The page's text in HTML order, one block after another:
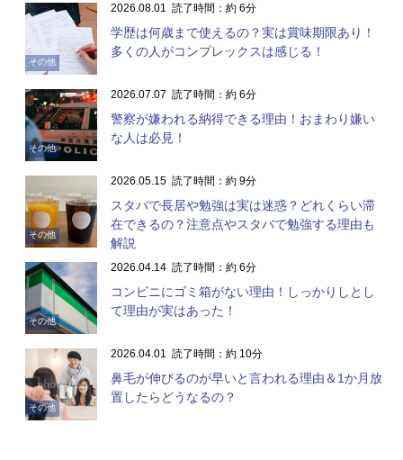
その他
2026.08.01 読了時間：約 6分
学歴は何歳まで使えるの？実は賞味期限あり！
多くの人がコンプレックスは感じる！
その他
2026.07.07 読了時間：約 6分
警察が嫌われる納得できる理由！おまわり嫌い
な人は必見！
その他
2026.05.15 読了時間：約 9分
スタバで長居や勉強は実は迷惑？どれくらい滞
在できるの？注意点やスタバで勉強する理由も
解説
その他
2026.04.14 読了時間：約 6分
コンビニにゴミ箱がない理由！しっかりしとし
て理由が実はあった！
その他
2026.04.01 読了時間：約 10分
鼻毛が伸びるのが早いと言われる理由＆1か月放
置したらどうなるの？